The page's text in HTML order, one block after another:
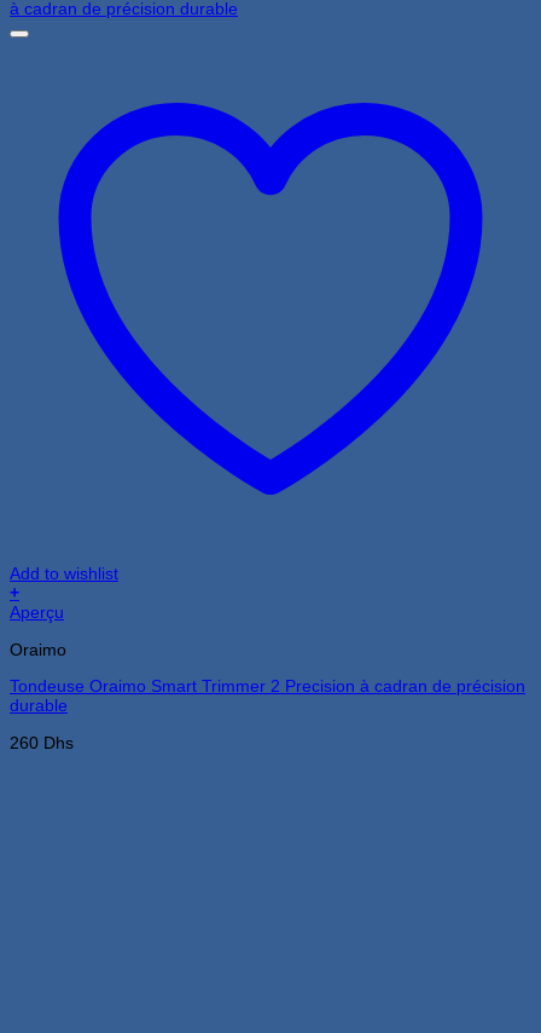
Add to wishlist
+
Aperçu
Oraimo
Tondeuse Oraimo Smart Trimmer 2 Precision à cadran de précision
durable
260 Dhs